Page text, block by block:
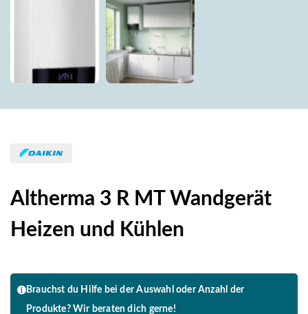
Altherma 3 R MT Wandgerät
Heizen und Kühlen
Brauchst du Hilfe bei der Auswahl oder Anzahl der
Produkte? Wir beraten dich gerne!